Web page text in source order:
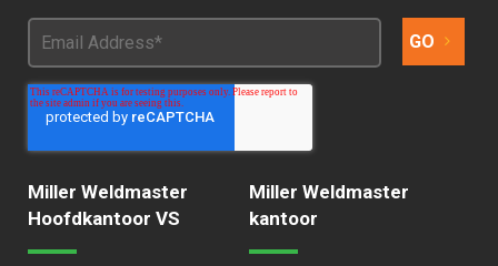
Miller Weldmaster
Hoofdkantoor VS
Miller Weldmaster
kantoor